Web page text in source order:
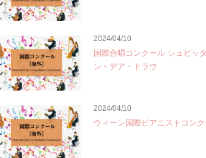
2024/04/10
国際合唱コンクール シュピッ
ン・デア・ドラウ
2024/04/10
ウィーン国際ピアニストコン